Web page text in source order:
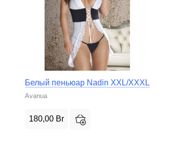
Белый пеньюар Nadin XXL/XXXL
Avanua
180,00 Br